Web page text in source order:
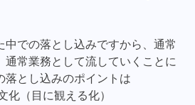
中での落とし込みですから、通常
通常業務として流していくことに
落とし込みのポイントは
化（目に観える化）